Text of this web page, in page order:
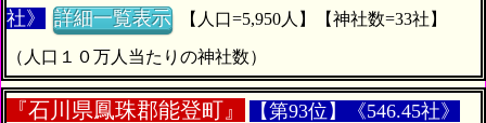
社》
詳細一覧表示
（人口１０万人当たりの神社数）
『石川県鳳珠郡能登町』
【第93位】《546.45社》